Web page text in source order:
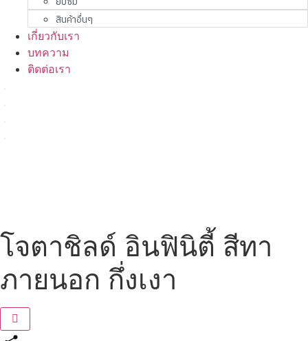
สินค้าอื่นๆ
เกี่ยวกับเรา
บทความ
ติดต่อเรา
โจตาชิลด์ อินฟินิตี้ สีทา
ภายนอก กึ่งเงา